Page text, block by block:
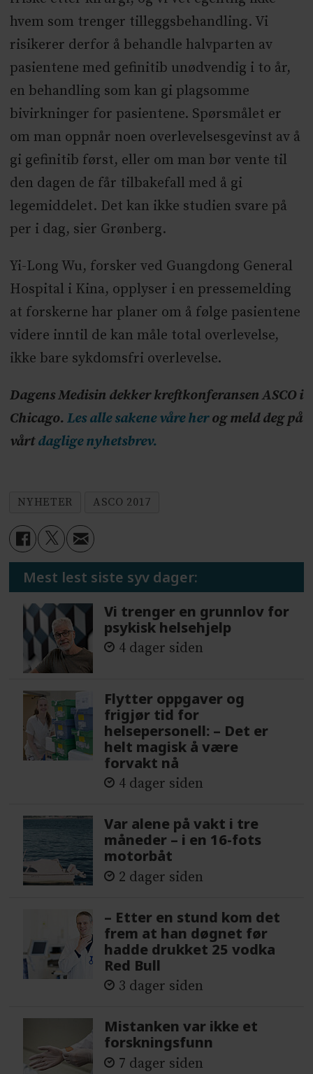
hvem som trenger tilleggsbehandling. Vi
risikerer derfor å behandle halvparten av
pasientene med gefinitib unødvendig i to år,
en behandling som kan gi plagsomme
bivirkninger for pasientene. Spørsmålet er
om man oppnår noen overlevelsesgevinst av å
gi gefinitib først, eller om man bør vente til
den dagen de får tilbakefall med å gi
legemiddelet. Det kan ikke studien svare på
per i dag, sier Grønberg.
Yi-Long Wu, forsker ved Guangdong General
Hospital i Kina, opplyser i en pressemelding
at forskerne har planer om å følge pasientene
videre inntil de kan måle total overlevelse,
ikke bare sykdomsfri overlevelse.
Dagens Medisin dekker kreftkonferansen ASCO i
Chicago. Les alle sakene våre herog meld deg på
vårtdaglige nyhetsbrev.
NYHETER ASCO 2017
Mest lest siste syv dager:
Vi trenger en grunnlov for
psykisk helsehjelp
4 dager siden
Flytter oppgaver og
frigjør tid for
helsepersonell: – Det er
helt magisk å være
forvakt nå
4 dager siden
Var alene på vakt i tre
måneder – i en 16-fots
motorbåt
2 dager siden
– Etter en stund kom det
frem at han døgnet før
hadde drukket 25 vodka
Red Bull
3 dager siden
Mistanken var ikke et
forskningsfunn
7 dager siden